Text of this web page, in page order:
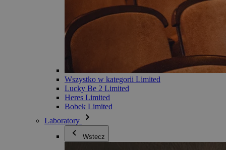
Wszystko w kategorii Limited
Lucky Be 2 Limited
Heres Limited
Bobek Limited
Laboratory
Wstecz